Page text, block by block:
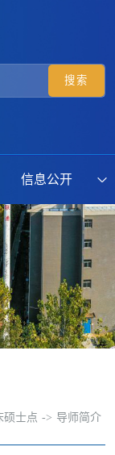
信息公开
硕士点 -> 导师简介